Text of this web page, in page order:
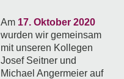
Am 17. Oktober 2020
wurden wir gemeinsam
mit unseren Kollegen
Josef Seitner und
Michael Angermeier auf